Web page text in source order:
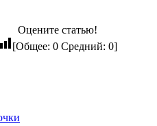
Оцените статью!
[Общее: 0Средний: 0]